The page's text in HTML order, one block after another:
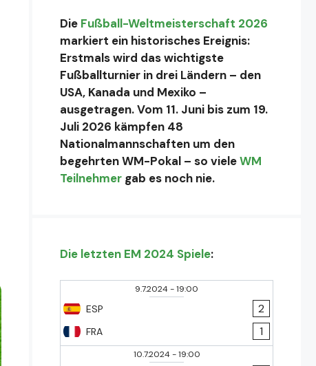
Die Fußball-Weltmeisterschaft 2026
markiert ein historisches Ereignis:
Erstmals wird das wichtigste
Fußballturnier in drei Ländern – den
USA, Kanada und Mexiko –
ausgetragen. Vom 11. Juni bis zum 19.
Juli 2026 kämpfen 48
Nationalmannschaften um den
begehrten WM-Pokal – so vieleWM
Teilnehmer gab es noch nie.
Die letzten EM 2024 Spiele:
9.7.2024-19:00
ESP
FRA
2
1
10.7.2024-19:00